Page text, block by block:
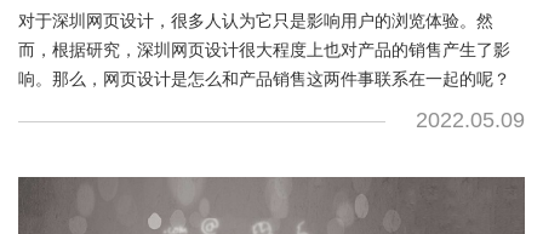
对于深圳网页设计，很多人认为它只是影响用户的浏览体验。然
而，根据研究，深圳网页设计很大程度上也对产品的销售产生了影
响。那么，网页设计是怎么和产品销售这两件事联系在一起的呢？
2022.05.09